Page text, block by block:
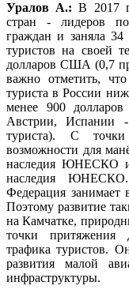
Уралов А.:В 2017
стран - лидеров
граждан и заняла
туристов на своей
долларов США (0,7
важно отметить,
туриста в России
менее 900
Австрии, Испании
туриста). С
возможности для
наследия ЮНЕСКО и
наследия ЮНЕСКО.
Федерация
Поэтому развитие
на Камчатке,
точки притяжения
трафика туристов.
развития малой
инфраструктуры.